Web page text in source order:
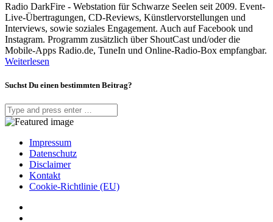
Radio DarkFire - Webstation für Schwarze Seelen seit 2009. Event-
Live-Übertragungen, CD-Reviews, Künstlervorstellungen und
Interviews, sowie soziales Engagement. Auch auf Facebook und
Instagram. Programm zusätzlich über ShoutCast und/oder die
Mobile-Apps Radio.de, TuneIn und Online-Radio-Box empfangbar.
Weiterlesen
Suchst Du einen bestimmten Beitrag?
Impressum
Datenschutz
Disclaimer
Kontakt
Cookie-Richtlinie (EU)